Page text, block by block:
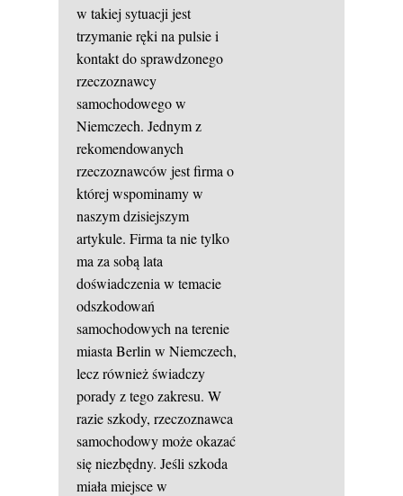
w takiej sytuacji jest
trzymanie ręki na pulsie i
kontakt do sprawdzonego
rzeczoznawcy
samochodowego w
Niemczech. Jednym z
rekomendowanych
rzeczoznawców jest firma o
której wspominamy w
naszym dzisiejszym
artykule. Firma ta nie tylko
ma za sobą lata
doświadczenia w temacie
odszkodowań
samochodowych na terenie
miasta Berlin w Niemczech,
lecz również świadczy
porady z tego zakresu. W
razie szkody, rzeczoznawca
samochodowy może okazać
się niezbędny. Jeśli szkoda
miała miejsce w